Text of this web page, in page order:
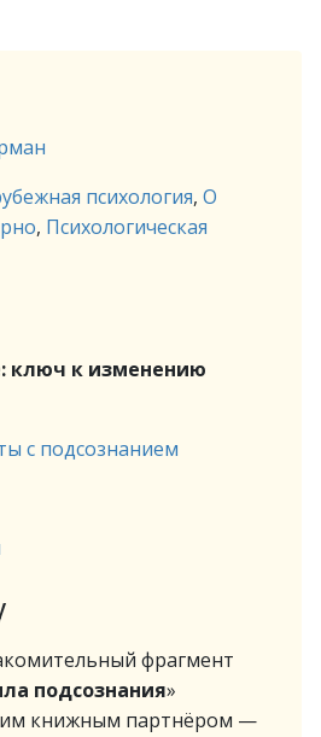
психология, О
, Психологическая
ключ к изменению
с подсознанием
фрагмент
подсознания»
книжным партнёром —